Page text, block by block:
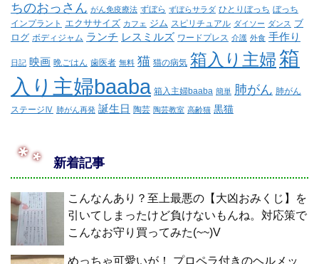
ちのおっさん がん免疫療法 ずぼら ずぼらサラダ ひとりぼっち ぼっち
インプラント エクササイズ カフェ ジム スピリチュアル ダイソー ダンス ブ
ログ ボディジャム ランチ レスミルズ ワードプレス 介護 外食 手作り
日記 映画 晩ごはん 歯医者 無料 猫 猫の病気 箱入り主婦箱
入り主婦baaba 箱入主婦baaba 簡単 肺がん 肺がん
ステージⅣ 肺がん再発 誕生日 陶芸 陶芸教室 高齢猫 黒猫
新着記事
こんなんあり？至上最悪の【大凶おみくじ】を
引いてしまったけど負けないもんね。対応策で
こんなお守り買ってみた(~~)V
めっちゃ可愛いが！ プロペラ付きのヘルメッ